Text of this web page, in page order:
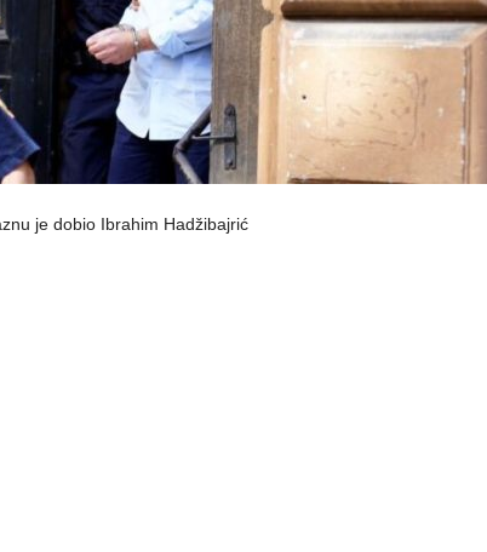
je dobio Ibrahim Hadžibajrić